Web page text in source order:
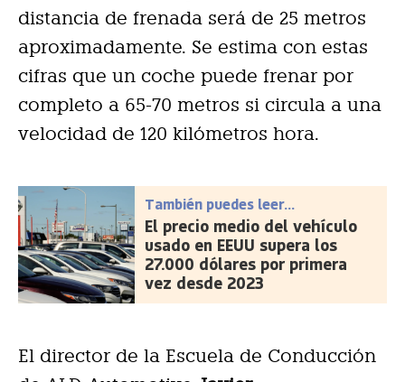
distancia de frenada será de 25 metros
aproximadamente. Se estima con estas
cifras que un coche puede frenar por
completo a 65-70 metros si circula a una
velocidad de 120 kilómetros hora.
También puedes leer...
El precio medio del vehículo
usado en EEUU supera los
27.000 dólares por primera
vez desde 2023
El director de la Escuela de Conducción